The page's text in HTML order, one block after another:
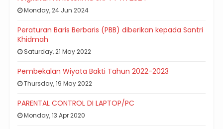
Monday, 24 Jun 2024
Peraturan Baris Berbaris (PBB) diberikan kepada Santri
Khidmah
Saturday, 21 May 2022
Pembekalan Wiyata Bakti Tahun 2022-2023
Thursday, 19 May 2022
PARENTAL CONTROL DI LAPTOP/PC
Monday, 13 Apr 2020